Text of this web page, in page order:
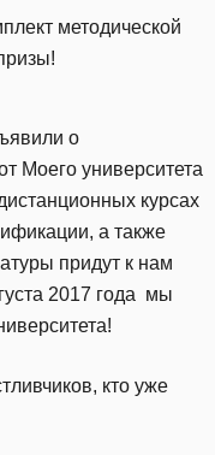
методической
о
Моего университета
курсах
а также
придут к нам
2017 года мы
кто уже